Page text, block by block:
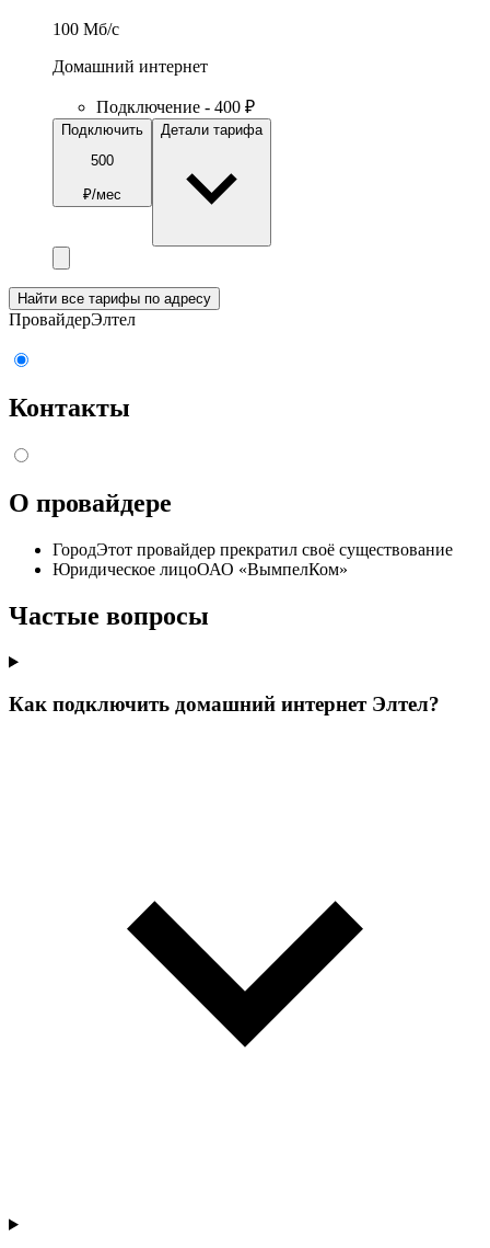
100 Мб/c
Домашний интернет
Подключение - 400 ₽
Подключить
500
₽/мес
Детали тарифа
Найти все тарифы по адресу
ПровайдерЭлтел
Контакты
О провайдере
ГородЭтот провайдер прекратил своё существование
Юридическое лицоОАО «ВымпелКом»
Частые вопросы
Как подключить домашний интернет Элтел?